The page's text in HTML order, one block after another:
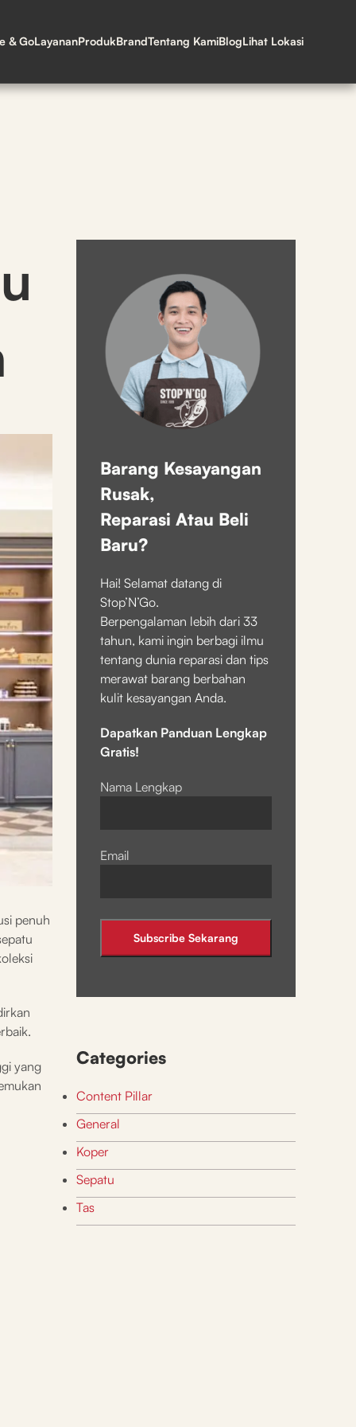
& GoLayananProdukBrandTentang KamiBlogLihat Lokasi
penuh
yang
Barang Kesayangan
Rusak,
Reparasi Atau Beli
Baru?
Hai! Selamat datang di
Stop’N’Go.
Berpengalaman lebih dari 33
tahun, kami ingin berbagi ilmu
tentang dunia reparasi dan tips
merawat barang berbahan
kulit kesayangan Anda.
Dapatkan Panduan Lengkap
Gratis!
Nama Lengkap
Email
Categories
Content Pillar
General
Koper
Sepatu
Tas